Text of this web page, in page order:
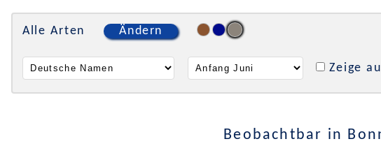
Alle Arten Ändern
Zeige
Beobachtbar in